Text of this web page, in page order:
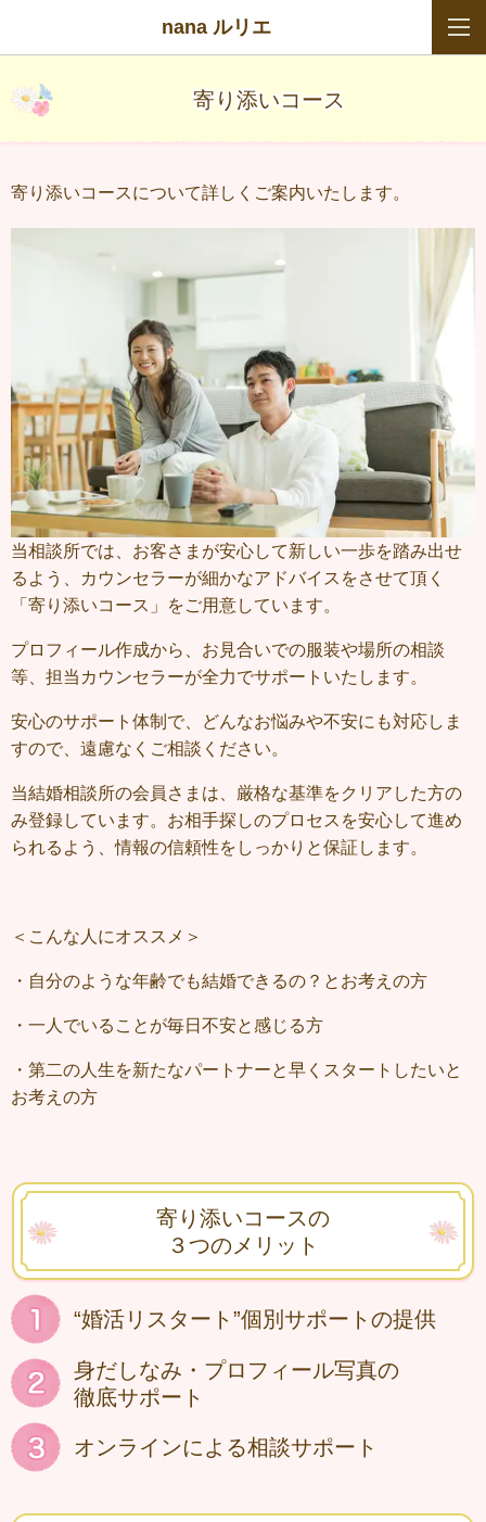
nana ルリエ
寄り添いコース
寄り添いコースについて詳しくご案内いたします。
当相談所では、お客さまが安心して新しい一歩を踏み出せ
るよう、カウンセラーが細かなアドバイスをさせて頂く
「寄り添いコース」をご用意しています。
プロフィール作成から、お見合いでの服装や場所の相談
等、担当カウンセラーが全力でサポートいたします。
安心のサポート体制で、どんなお悩みや不安にも対応しま
すので、遠慮なくご相談ください。
当結婚相談所の会員さまは、厳格な基準をクリアした方の
み登録しています。お相手探しのプロセスを安心して進め
られるよう、情報の信頼性をしっかりと保証します。
＜こんな人にオススメ＞
・自分のような年齢でも結婚できるの？とお考えの方
・一人でいることが毎日不安と感じる方
・第二の人生を新たなパートナーと早くスタートしたいと
お考えの方
寄り添いコースの
３つのメリット
“婚活リスタート”個別サポートの提供
身だしなみ・プロフィール写真の
徹底サポート
オンラインによる相談サポート